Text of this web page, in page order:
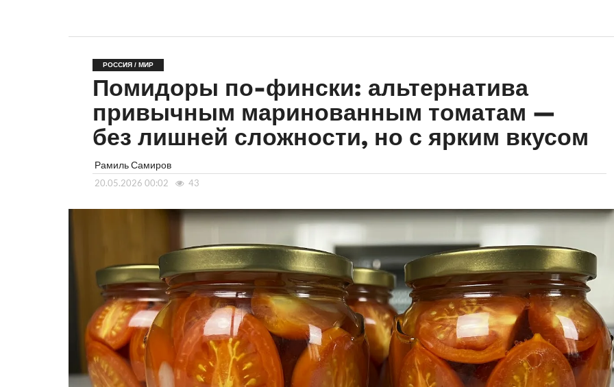
РОССИЯ / МИР
Помидоры по-фински: альтернатива
привычным маринованным томатам —
без лишней сложности, но с ярким вкусом
Рамиль Самиров
20.05.2026 00:02 43